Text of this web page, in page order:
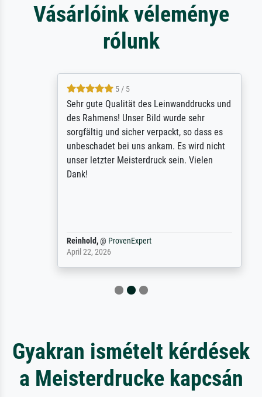
Vásárlóink véleménye
rólunk
5 / 5
Sehr gute Qualität des Leinwanddrucks und
des Rahmens! Unser Bild wurde sehr
sorgfältig und sicher verpackt, so dass es
unbeschadet bei uns ankam. Es wird nicht
unser letzter Meisterdruck sein. Vielen
Dank!
Reinhold,@ProvenExpert
April 22, 2026
Gyakran ismételt kérdések
a Meisterdrucke kapcsán